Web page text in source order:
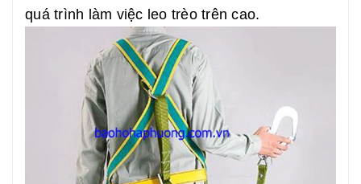
quá trình làm việc leo trèo trên cao.